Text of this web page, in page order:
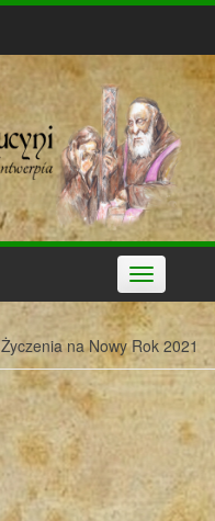
Toggle
navigation
Życzenia na Nowy Rok 2021